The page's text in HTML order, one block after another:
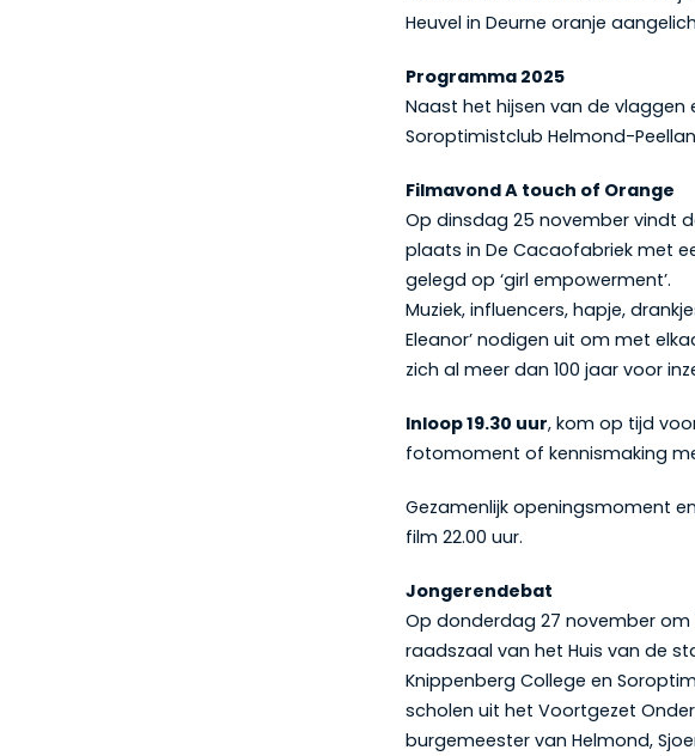
Heuvel in Deurne oranje
Programma 2025
Naast het hijsen van de
Soroptimistclub Helmond-
Filmavond A touch of Orange
Op dinsdag 25 november vindt
plaats in De Cacaofabriek met
gelegd op ‘girl empowerment’.
Muziek, influencers, hapje,
Eleanor’ nodigen uit om met
zich al meer dan 100 jaar voor
Inloop 19.30 uur, kom op tijd
fotomoment of kennismaking
Gezamenlijk openingsmoment
film 22.00 uur.
Jongerendebat
Op donderdag 27 november om
raadszaal van het Huis van de
Knippenberg College en
scholen uit het Voortgezet
burgemeester van Helmond,